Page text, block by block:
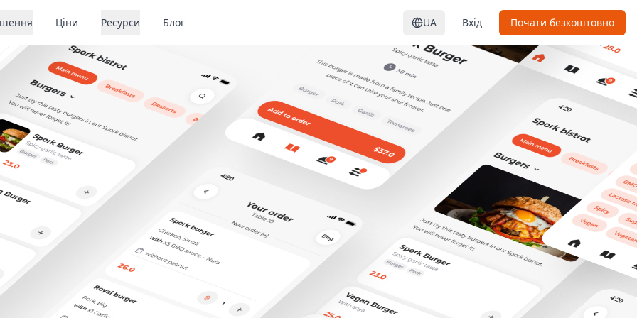
Ціни Ресурси Блог UA Вхід Почати безкоштовно